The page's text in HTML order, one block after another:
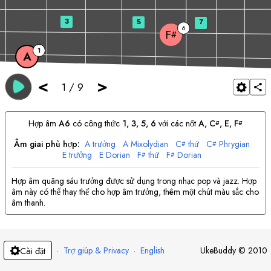
< 1 / 9 >
A 1
F# 6
3 5 7
Hợp âm A6 có công thức 1, 3, 5, 6 với các nốt A, C#, E, F#
Âm giai phù hợp: A trưởng A Mixolydian C# thứ C# Phrygian
E trưởng E Dorian F# thứ F# Dorian
Hợp âm quãng sáu trưởng được sử dụng trong nhạc pop và jazz. Hợp
âm này có thể thay thế cho hợp âm trưởng, thêm một chút màu sắc cho
âm thanh.
Cài đặt · Trợ giúp & Privacy · English UkeBuddy © 2010